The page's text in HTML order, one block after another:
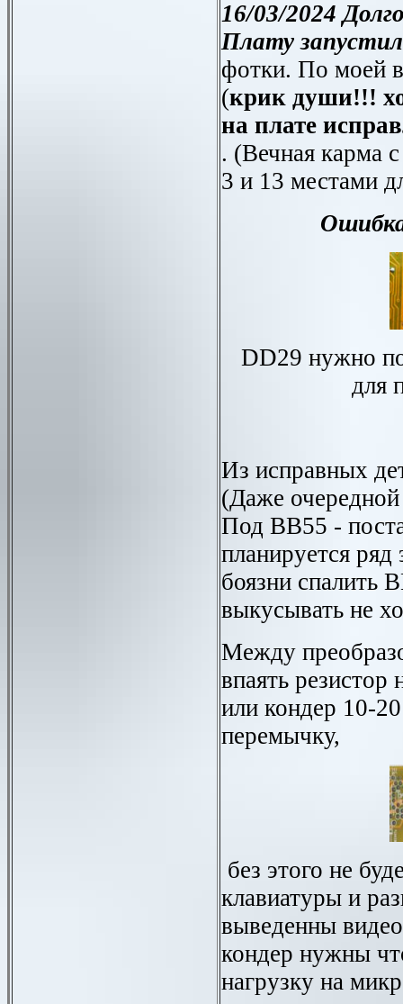
16/03/2024
Плату
фотки. По моей
(крик души!!!
на плате
. (Вечная карма
3 и 13 местами
DD29 нужно
для
Из исправных
(Даже
Под ВВ55 -
планируется ряд
боязни спалить
выкусывать не
Между
впаять
или кондер 10-
перемычку,
без этого не
клавиатуры и
выведенны
кондер нужны
нагрузку на